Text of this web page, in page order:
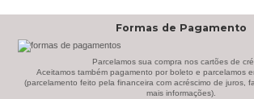
Bem Estar Clima (2)
Bem Estar Estofados (3)
Formas de Pagamento
Parcelamos sua compra nos cartões de
Aceitamos também pagamento por boleto e parcelamos
(parcelamento feito pela financeira com acréscimo de juros,
mais informações).